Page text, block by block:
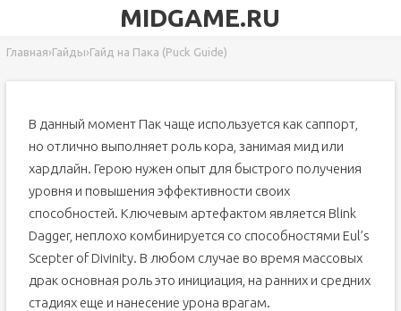
MIDGAME.RU
Главная›Гайды›Гайд на Пака (Puck Guide)
В данный момент Пак чаще используется как саппорт,
но отлично выполняет роль кора, занимая мид или
хардлайн. Герою нужен опыт для быстрого получения
уровня и повышения эффективности своих
способностей. Ключевым артефактом является Blink
Dagger, неплохо комбинируется со способностями Eul’s
Scepter of Divinity. В любом случае во время массовых
драк основная роль это инициация, на ранних и средних
стадиях еще и нанесение урона врагам.